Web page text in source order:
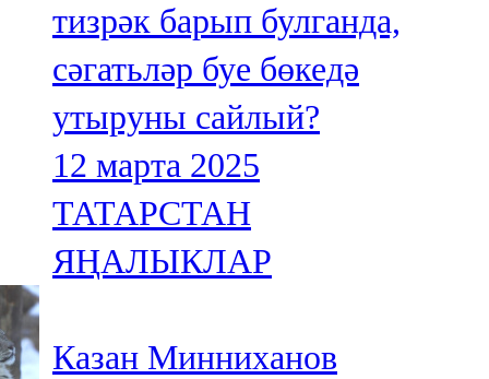
тизрәк барып булганда,
сәгатьләр буе бөкедә
утыруны сайлый?
12 марта 2025
ТАТАРСТАН
ЯҢАЛЫКЛАР
Казан Минниханов